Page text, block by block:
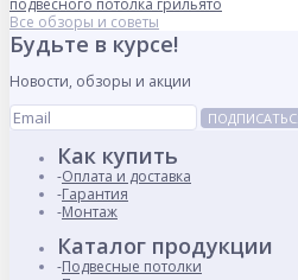
подвесного потолка грильято
Все обзоры и советы
Будьте в курсе!
Новости, обзоры и акции
Как купить
Оплата и доставка
Гарантия
Монтаж
Каталог продукции
Подвесные потолки